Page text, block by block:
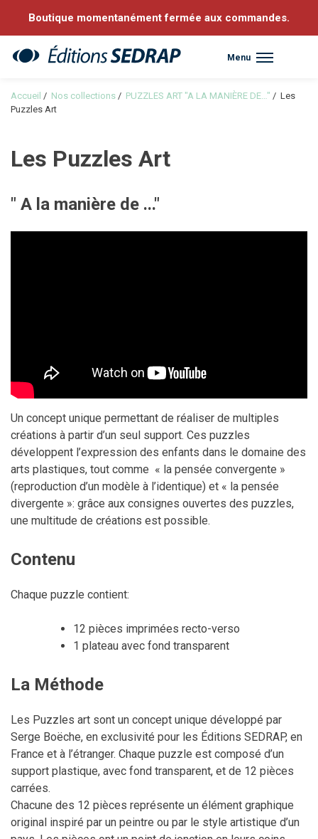
Boutique momentanément fermée aux commandes.
Sedrap
Menu
Accueil / Nos collections / PUZZLES ART "A LA MANIÈRE DE…" / Les
Puzzles Art
Les Puzzles Art
" A la manière de ..."
Un concept unique permettant de réaliser de multiples
créations à partir d’un seul support. Ces puzzles
développent l’expression des enfants dans le domaine des
arts plastiques, tout comme « la pensée convergente »
(reproduction d’un modèle à l’identique) et « la pensée
divergente »: grâce aux consignes ouvertes des puzzles,
une multitude de créations est possible.
Contenu
Chaque puzzle contient:
12 pièces imprimées recto-verso
1 plateau avec fond transparent
La Méthode
Les Puzzles art sont un concept unique développé par
Serge Boëche, en exclusivité pour les Éditions SEDRAP, en
France et à l’étranger. Chaque puzzle est composé d’un
support plastique, avec fond transparent, et de 12 pièces
carrées.
Chacune des 12 pièces représente un élément graphique
original inspiré par un peintre ou par le style artistique d’un